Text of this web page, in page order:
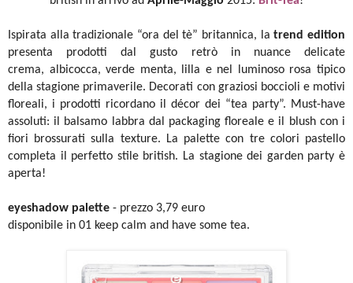
Ispirata alla tradizionale “ora del tè” britannica, latrend edition
presenta prodotti dal gusto retrò in nuance delicate
crema, albicocca, verde menta, lilla e nel luminoso rosa tipico
della stagione primaverile. Decorati con graziosi boccioli e motivi
floreali, i prodotti ricordano il décor dei “tea party”. Must-have
assoluti: il balsamo labbra dal packaging floreale e il blush con i
fiori brossurati sulla texture. La palette con tre colori pastello
completa il perfetto stile british. La stagione dei garden party è
aperta!
eyeshadow palette - prezzo 3,79 euro
disponibile in 01 keep calm and have some tea.